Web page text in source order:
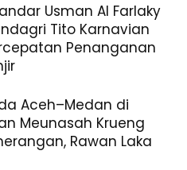
Usman Al Farlaky
Tito Karnavian
Penanganan
Aceh–Medan di
Meunasah Krueng
Rawan Laka